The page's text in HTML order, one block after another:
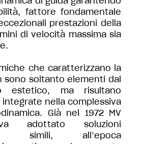
fattore fondamentale
prestazioni della
di velocità massima sia
che caratterizzano la
sono soltanto elementi dal
estetico, ma risultano
nella complessiva
Già nel 1972 MV
adottato soluzioni
simili, all’epoca